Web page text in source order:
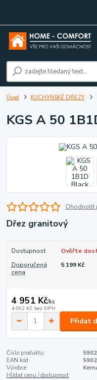
Úvod KUCHYŇSKÉ DŘEZY
KGS A 50
Ohodnotit
Dřez granitový
Dostupnost
Ověřte
Doporučená
cena
5 199 Kč
4 951 Kč/ks
4 092 Kč bez DPH
Přidat
Číslo produktu:
EAN kód:
Výrobce:
Hlídat cenu / dostupnost